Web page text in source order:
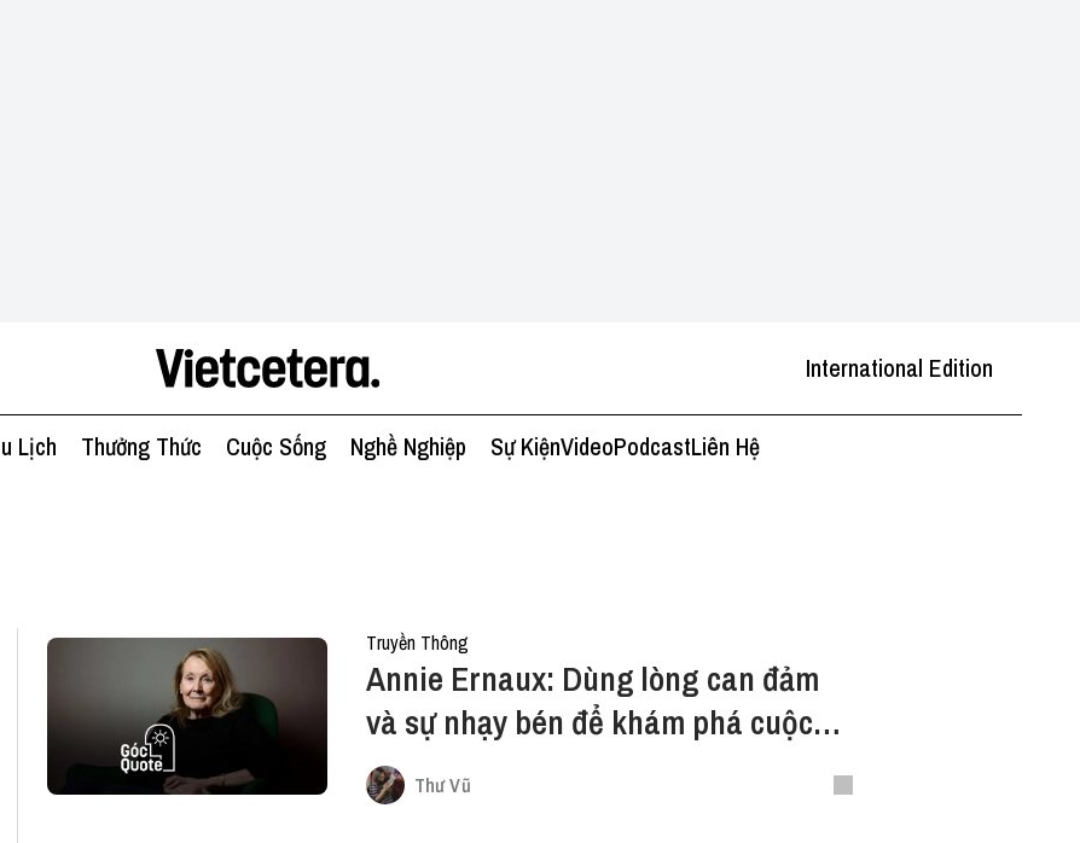
International Edition
Lịch Thưởng Thức Cuộc Sống Nghề Nghiệp Sự KiệnVideoPodcastLiên Hệ
Truyền Thông
Annie Ernaux: Dùng lòng can đảm
và sự nhạy bén để khám phá cuộc
đời Thư Vũ